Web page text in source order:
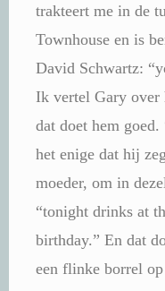
trakteert me in de
Townhouse en is
David Schwartz:
Ik vertel Gary over
dat doet hem
het enige dat hij
moeder, om in
“tonight drinks at
birthday.” En dat
een flinke borrel